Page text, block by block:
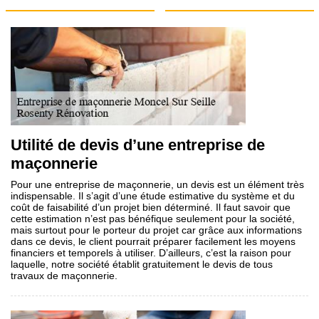
Utilité de devis d’une entreprise de
maçonnerie
Pour une entreprise de maçonnerie, un devis est un élément très
indispensable. Il s’agit d’une étude estimative du système et du
coût de faisabilité d’un projet bien déterminé. Il faut savoir que
cette estimation n’est pas bénéfique seulement pour la société,
mais surtout pour le porteur du projet car grâce aux informations
dans ce devis, le client pourrait préparer facilement les moyens
financiers et temporels à utiliser. D’ailleurs, c’est la raison pour
laquelle, notre société établit gratuitement le devis de tous
travaux de maçonnerie.